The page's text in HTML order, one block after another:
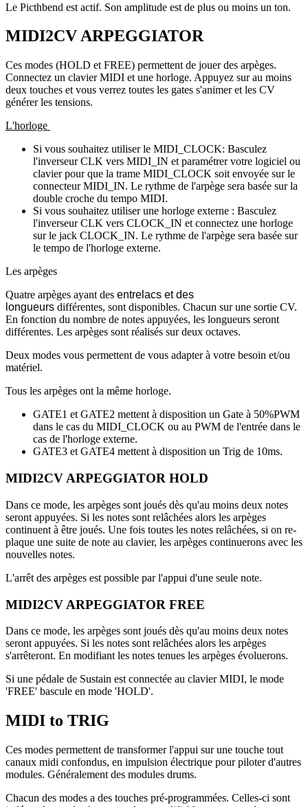
Le Picthbend est actif. Son amplitude est de plus ou moins un ton.
MIDI2CV ARPEGGIATOR
Ces modes (HOLD et FREE) permettent de jouer des arpèges.
Connectez un clavier MIDI et une horloge. Appuyez sur au moins
deux touches et vous verrez toutes les gates s'animer et les CV
générer les tensions.
L'horloge
Si vous souhaitez utiliser le MIDI_CLOCK: Basculez
l'inverseur CLK vers MIDI_IN et paramétrer votre logiciel ou
clavier pour que la trame MIDI_CLOCK soit envoyée sur le
connecteur MIDI_IN. Le rythme de l'arpège sera basée sur la
double croche du tempo MIDI.
Si vous souhaitez utiliser une horloge externe : Basculez
l'inverseur CLK vers CLOCK_IN et connectez une horloge
sur le jack CLOCK_IN. Le rythme de l'arpège sera basée sur
le tempo de l'horloge externe.
Les arpèges
Quatre arpèges ayant des entrelacs et des
longueurs différentes, sont disponibles. Chacun sur une sortie CV.
En fonction du nombre de notes appuyées, les longueurs seront
différentes. Les arpèges sont réalisés sur deux octaves.
Deux modes vous permettent de vous adapter à votre besoin et/ou
matériel.
Tous les arpèges ont la même horloge.
GATE1 et GATE2 mettent à disposition un Gate à 50%PWM
dans le cas du MIDI_CLOCK ou au PWM de l'entrée dans le
cas de l'horloge externe.
GATE3 et GATE4 mettent à disposition un Trig de 10ms.
MIDI2CV ARPEGGIATOR HOLD
Dans ce mode, les arpèges sont joués dès qu'au moins deux notes
seront appuyées. Si les notes sont relâchées alors les arpèges
continuent à être joués. Une fois toutes les notes relâchées, si on re-
plaque une suite de note au clavier, les arpèges continuerons avec les
nouvelles notes.
L'arrêt des arpèges est possible par l'appui d'une seule note.
MIDI2CV ARPEGGIATOR FREE
Dans ce mode, les arpèges sont joués dès qu'au moins deux notes
seront appuyées. Si les notes sont relâchées alors les arpèges
s'arrêteront. En modifiant les notes tenues les arpèges évoluerons.
Si une pédale de Sustain est connectée au clavier MIDI, le mode
'FREE' bascule en mode 'HOLD'.
MIDI to TRIG
Ces modes permettent de transformer l'appui sur une touche tout
canaux midi confondus, en impulsion électrique pour piloter d'autres
modules. Généralement des modules drums.
Chacun des modes a des touches pré-programmées. Celles-ci sont